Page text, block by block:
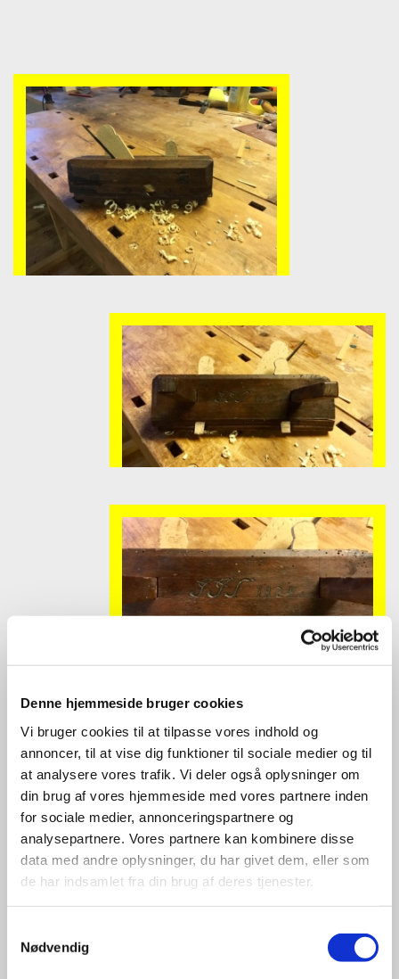
Denne hjemmeside bruger cookies
Vi bruger cookies til at tilpasse vores indhold og
annoncer, til at vise dig funktioner til sociale medier og til
at analysere vores trafik. Vi deler også oplysninger om
din brug af vores hjemmeside med vores partnere inden
for sociale medier, annonceringspartnere og
analysepartnere. Vores partnere kan kombinere disse
data med andre oplysninger, du har givet dem, eller som
de har indsamlet fra din brug af deres tjenester.
Nødvendig
Accepter venligst marketingcookies for at se
denne video.
Accepter cookies